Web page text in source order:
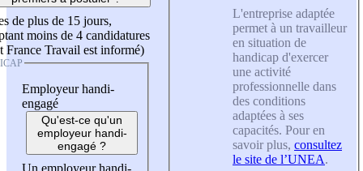
de plus de 15 jours,
moins de 4 candidatures
France Travail est informé)
Employeur handi-
engagé
Qu'est-ce qu'un
employeur handi-
engagé ?
L'entreprise adaptée
permet à un travailleur
en situation de
handicap d'exercer
une activité
professionnelle dans
des conditions
adaptées à ses
capacités. Pour en
savoir plus, consultez
le site de l’UNEA.